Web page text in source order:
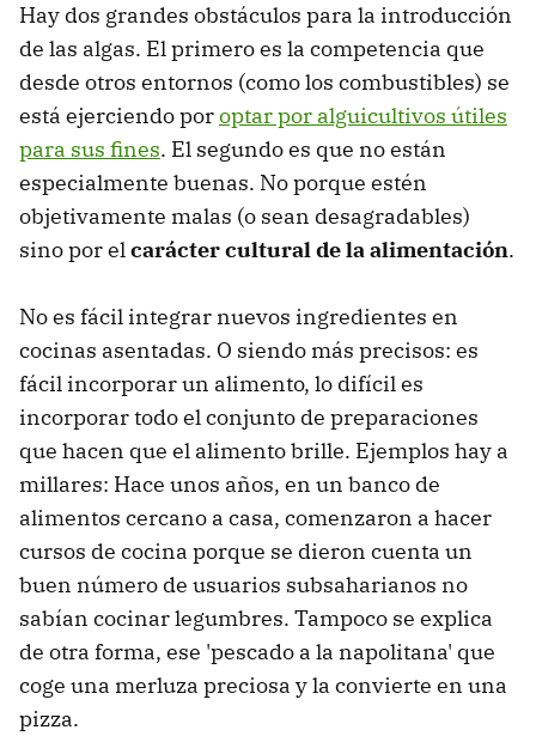
Hay dos grandes obstáculos para la introducción
de las algas. El primero es la competencia que
desde otros entornos (como los combustibles) se
está ejerciendo poroptar por alguicultivos útiles
para sus fines. El segundo es que no están
especialmente buenas. No porque estén
objetivamente malas (o sean desagradables)
sino por elcarácter cultural de la alimentación.
No es fácil integrar nuevos ingredientes en
cocinas asentadas. O siendo más precisos: es
fácil incorporar un alimento, lo difícil es
incorporar todo el conjunto de preparaciones
que hacen que el alimento brille. Ejemplos hay a
millares: Hace unos años, en un banco de
alimentos cercano a casa, comenzaron a hacer
cursos de cocina porque se dieron cuenta un
buen número de usuarios subsaharianos no
sabían cocinar legumbres. Tampoco se explica
de otra forma, ese 'pescado a la napolitana' que
coge una merluza preciosa y la convierte en una
pizza.